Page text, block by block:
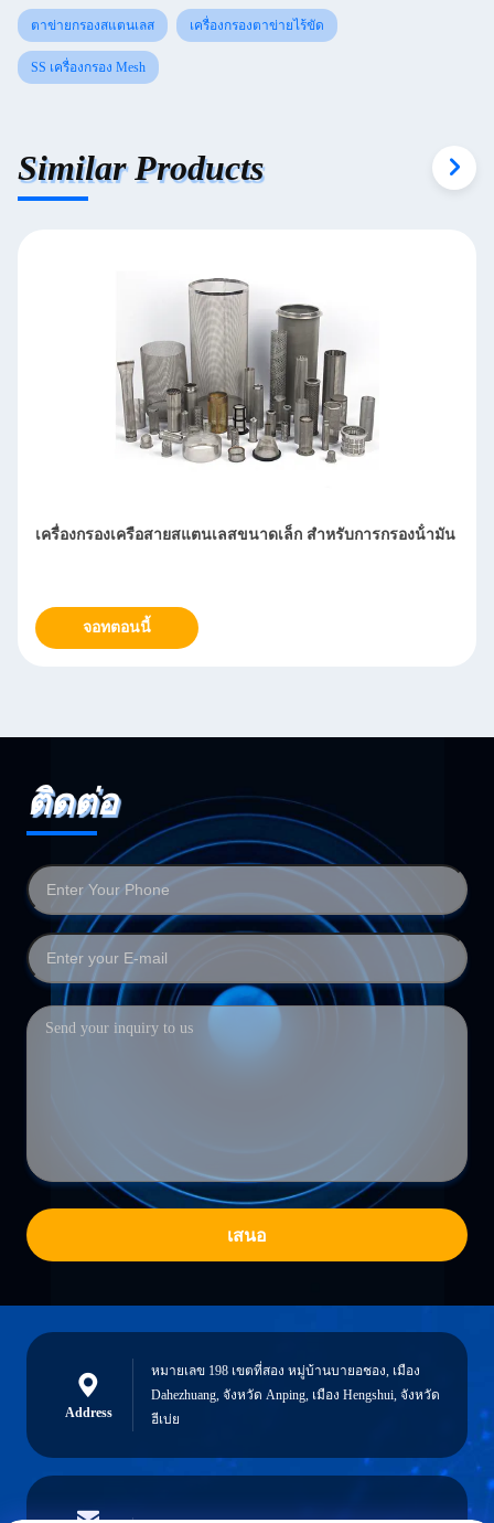
ตาข่ายกรองสแตนเลส เครื่องกรองตาข่ายไร้ขัด
SS เครื่องกรอง Mesh
Similar Products
ตาข่ายกรองสแตนเลสป้องกันการกัดกร่อนสำหรับการบำบัดน้ำ
จอทตอนนี้
ติดต่อ
เสนอ
Address
หมายเลข 198 เขตที่สอง หมู่บ้านบายอชอง, เมือง
Dahezhuang, จังหวัด Anping, เมือง Hengshui, จังหวัด
ฮีเบ่ย